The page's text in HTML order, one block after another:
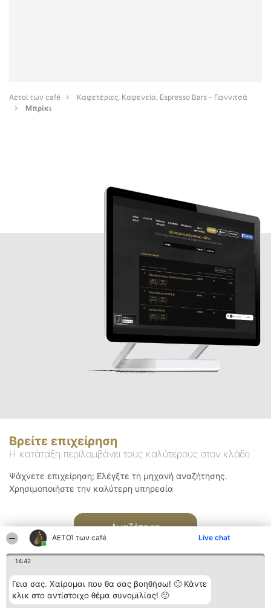
ΑΕΤΟΊ των café Live chat
14:42
Γεια σας. Χαίρομαι που θα σας βοηθήσω! 🙂 Κάντε
κλικ στο αντίστοιχο θέμα συνομιλίας! 🙂
Αετοί των café
Καφετέριες, Καφενεία, Espresso Bars - Γιαννιτσά
Μπρίκι
Βρείτε επιχείρηση
Η κατάταξη περιλαμβάνει τους καλύτερους στον κλάδο
Ψάχνετε επιχείρηση; Ελέγξτε τη μηχανή αναζήτησης.
Χρησιμοποιήστε την καλύτερη υπηρεσία
Αναζήτηση